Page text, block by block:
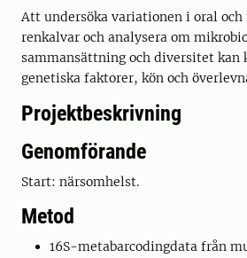
Att undersöka variationen i oral
renkalvar och analysera om
sammansättning och diversitet kan
genetiska faktorer, kön och
Projektbeskrivning
Genomförande
Start: närsomhelst.
Metod
16S-metabarcodingdata från